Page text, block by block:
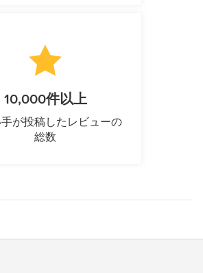
10,000件以上
が投稿したレビューの
総数